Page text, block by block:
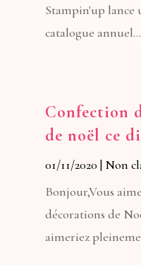
Stampin'up lance
catalogue annuel...
Confection
de noël ce
01/11/2020| Non
Bonjour,Vous
décorations de
aimeriez